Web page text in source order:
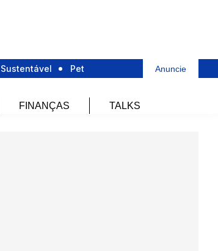
Sustentável Pet Anuncie
FINANÇAS TALKS